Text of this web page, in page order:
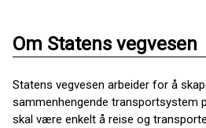
Om Statens vegvesen
Statens vegvesen arbeider for å
sammenhengende transportsystem
skal være enkelt å reise og